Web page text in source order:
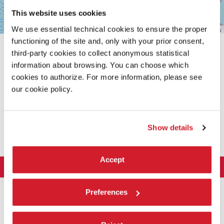
This website uses cookies
We use essential technical cookies to ensure the proper
functioning of the site and, only with your prior consent,
third-party cookies to collect anonymous statistical
information about browsing. You can choose which
cookies to authorize. For more information, please see
our cookie policy.
Show details
Accept
Preferences
Leaflet| ©OpenStreetMapcontributors
Storia
Esposizione
ARCHITETTURA 2027